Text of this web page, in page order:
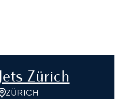
Zürich
ZÜRICH